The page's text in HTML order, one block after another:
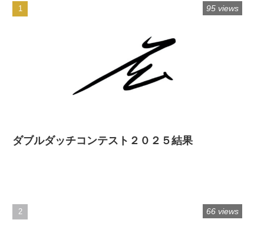
ダブルダッチコンテスト２０２５結果
95 views
66 views